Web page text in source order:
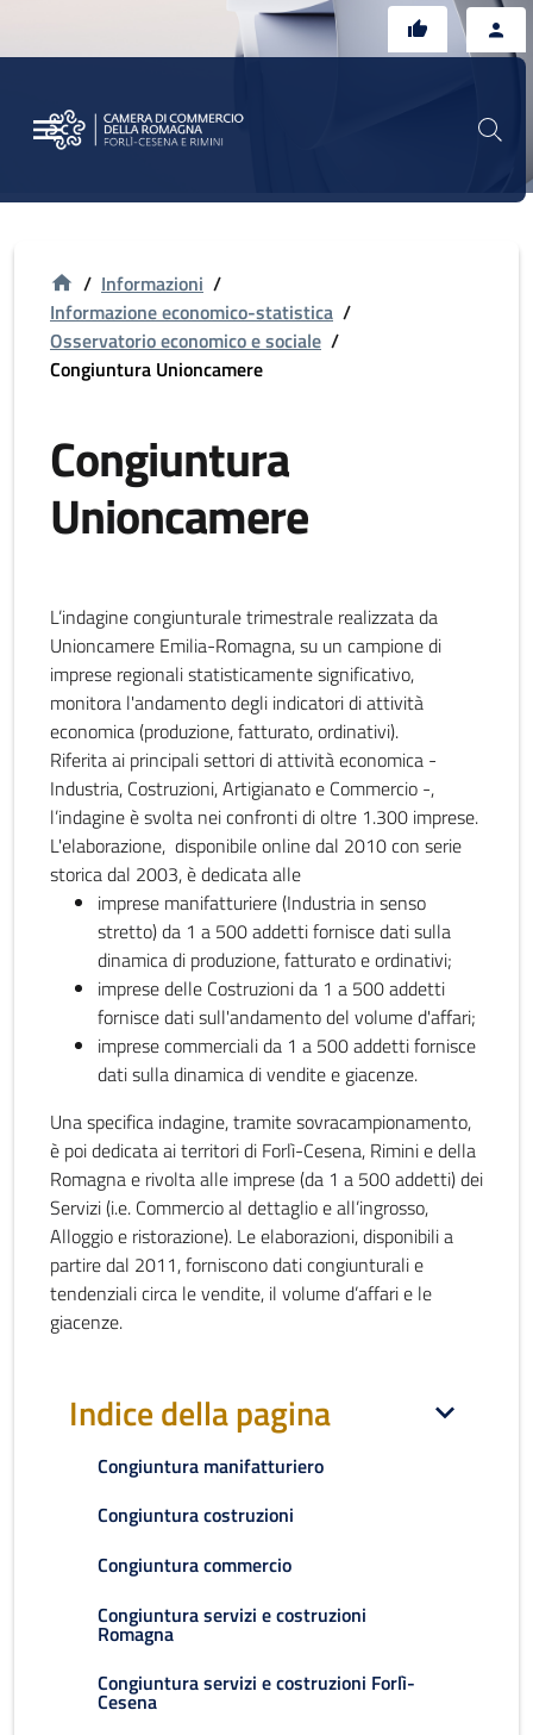
/ Informazioni /
Informazione economico-statistica /
Osservatorio economico e sociale /
Congiuntura Unioncamere
Congiuntura
Unioncamere
L’indagine congiunturale trimestrale realizzata da
Unioncamere Emilia-Romagna, su un campione di
imprese regionali statisticamente significativo,
monitora l'andamento degli indicatori di attività
economica (produzione, fatturato, ordinativi).
Riferita ai principali settori di attività economica -
Industria, Costruzioni, Artigianato e Commercio -,
l’indagine è svolta nei confronti di oltre 1.300 imprese.
L'elaborazione, disponibile online dal 2010 con serie
storica dal 2003, è dedicata alle
imprese manifatturiere (Industria in senso
stretto) da 1 a 500 addetti fornisce dati sulla
dinamica di produzione, fatturato e ordinativi;
imprese delle Costruzioni da 1 a 500 addetti
fornisce dati sull'andamento del volume d'affari;
imprese commerciali da 1 a 500 addetti fornisce
dati sulla dinamica di vendite e giacenze.
Una specifica indagine, tramite sovracampionamento,
è poi dedicata ai territori di Forlì-Cesena, Rimini e della
Romagna e rivolta alle imprese (da 1 a 500 addetti) dei
Servizi (i.e. Commercio al dettaglio e all’ingrosso,
Alloggio e ristorazione). Le elaborazioni, disponibili a
partire dal 2011, forniscono dati congiunturali e
tendenziali circa le vendite, il volume d’affari e le
giacenze.
Indice della pagina
Congiuntura manifatturiero
Congiuntura costruzioni
Congiuntura commercio
Congiuntura servizi e costruzioni
Romagna
Congiuntura servizi e costruzioni Forlì-
Cesena